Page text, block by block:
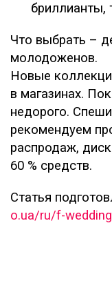
бриллианты,
Что выбрать –
молодоженов.
Новые
в магазинах.
недорого.
рекомендуем
распродаж,
60 % средств.
Статья
o.ua/ru/f-